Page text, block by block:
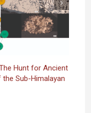
Perspective
for Ancient
Himalayan
anti-